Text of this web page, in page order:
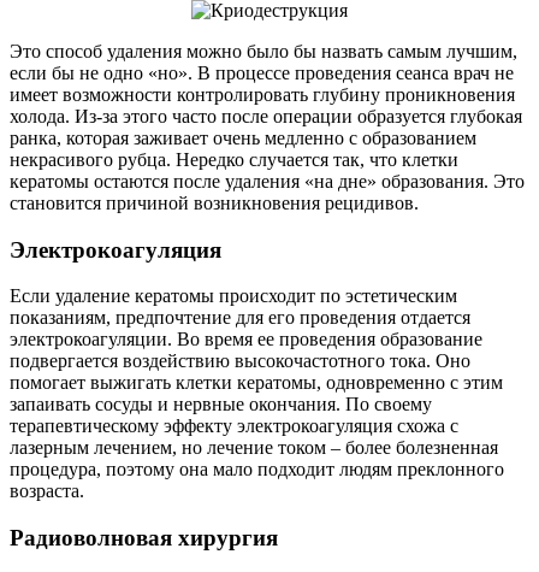
Это способ удаления можно было бы назвать самым лучшим,
если бы не одно «но». В процессе проведения сеанса врач не
имеет возможности контролировать глубину проникновения
холода. Из-за этого часто после операции образуется глубокая
ранка, которая заживает очень медленно с образованием
некрасивого рубца. Нередко случается так, что клетки
кератомы остаются после удаления «на дне» образования. Это
становится причиной возникновения рецидивов.
Электрокоагуляция
Если удаление кератомы происходит по эстетическим
показаниям, предпочтение для его проведения отдается
электрокоагуляции. Во время ее проведения образование
подвергается воздействию высокочастотного тока. Оно
помогает выжигать клетки кератомы, одновременно с этим
запаивать сосуды и нервные окончания. По своему
терапевтическому эффекту электрокоагуляция схожа с
лазерным лечением, но лечение током – более болезненная
процедура, поэтому она мало подходит людям преклонного
возраста.
Радиоволновая хирургия